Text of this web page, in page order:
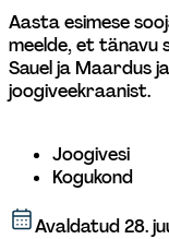
Aasta esimese
meelde, et tänavu
Sauel ja Maardus
joogiveekraanist.
Joogivesi
Kogukond
Avaldatud28.